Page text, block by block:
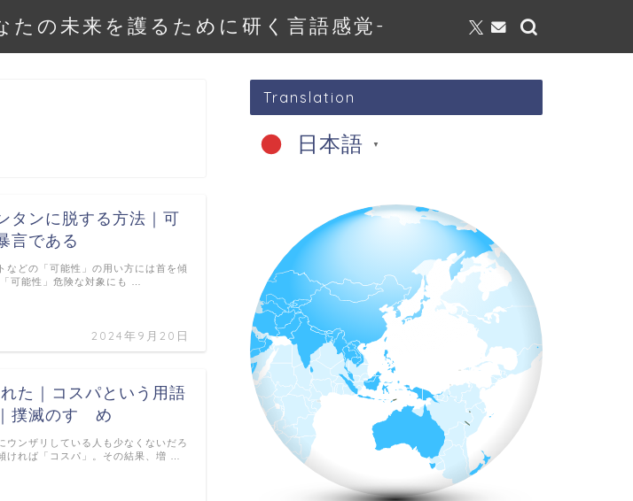
の未来を護るために研く言語感覚-
タンに脱する方法｜可
言である
2024年9月20日
などの「可能性」の用い方には首を傾
可能性」危険な対象にも …
た｜コスパという用語
撲滅のすゝめ
ウンザリしている人も少なくないだろ
ければ「コスパ」。その結果、増 …
Translation
日本語 ▼